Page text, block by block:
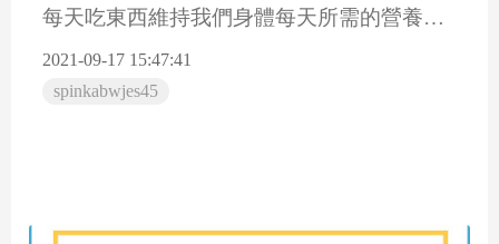
每天吃東西維持我們身體每天所需的營養，
支持我們器官的正常運行。...
2021-09-17 15:47:41
spinkabwjes45